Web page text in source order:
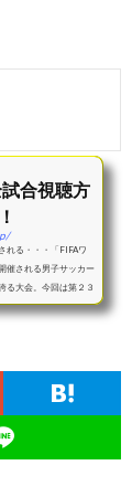
試合視聴方
れる・・・「FIFAワ
催される男子サッカー
る大会。今回は第２３